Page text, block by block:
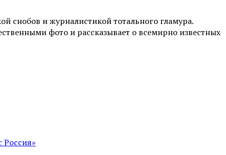
снобов и журналистикой тотального гламура.
фото и рассказывает о всемирно известных